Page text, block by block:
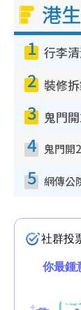
港
1
2
3
4
5